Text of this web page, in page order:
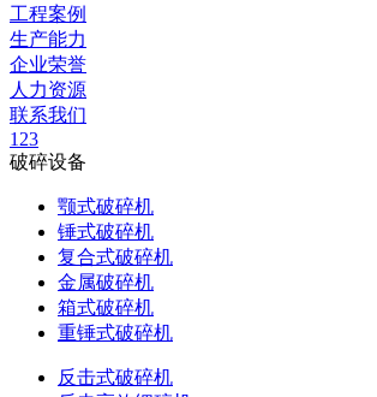
工程案例
生产能力
企业荣誉
人力资源
联系我们
1 23
破碎设备
颚式破碎机
锤式破碎机
复合式破碎机
金属破碎机
箱式破碎机
重锤式破碎机
反击式破碎机